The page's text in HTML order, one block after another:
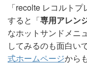
「recolte レコルト
すると「専用アレン
なホットサンドメニ
してみるのも面白い
式ホームページから